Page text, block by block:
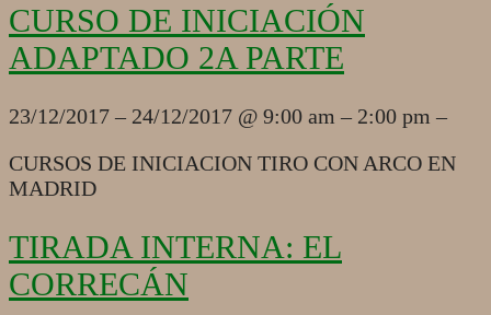
CURSO DE INICIACIÓN
ADAPTADO 2A PARTE
2017-
23/12/2017 – 24/12/2017 @ 9:00 am – 2:00 pm –
CURSOS DE INICIACION TIRO CON ARCO EN
MADRID
TIRADA INTERNA: EL
CORRECÁN